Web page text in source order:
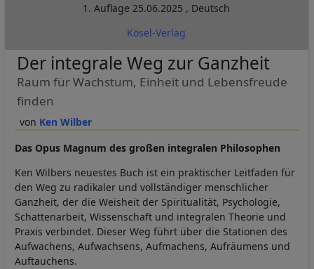
1. Auflage25.06.2025 , Deutsch
Kösel-Verlag
Ken Wilber
Der integrale Weg zur Ganzheit
Raum für Wachstum, Einheit und Lebensfreude
finden
Das Opus Magnum des großen integralen Philosophen
Ken Wilbers neuestes Buch ist ein praktischer Leitfaden für
den Weg zu radikaler und vollständiger menschlicher
Ganzheit, der die Weisheit der Spiritualität, Psychologie,
Schattenarbeit, Wissenschaft und integralen Theorie und
Praxis verbindet. Dieser Weg führt über die Stationen des
Aufwachens, Aufwachsens, Aufmachens, Aufräumens und
Auftauchens.